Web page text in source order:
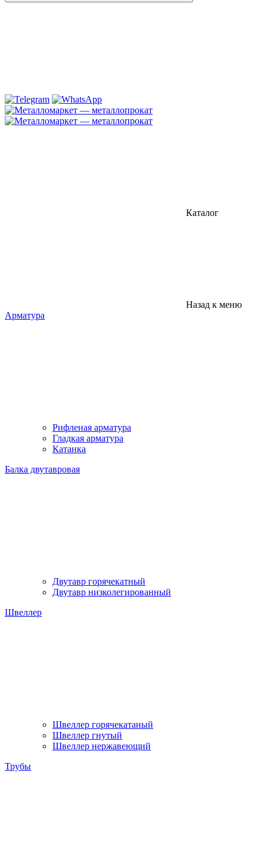
Каталог
Назад к меню
Арматура
Рифленая арматура
Гладкая арматура
Катанка
Балка двутавровая
Двутавр горячекатный
Двутавр низколегированный
Швеллер
Швеллер горячекатаный
Швеллер гнутый
Швеллер нержавеющий
Трубы